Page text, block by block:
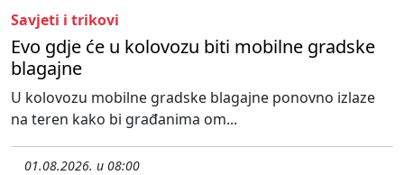
Savjeti i trikovi
Evo gdje će u kolovozu biti mobilne gradske
blagajne
U kolovozu mobilne gradske blagajne ponovno izlaze
na teren kako bi građanima om...
01.08.2026. u 08:00